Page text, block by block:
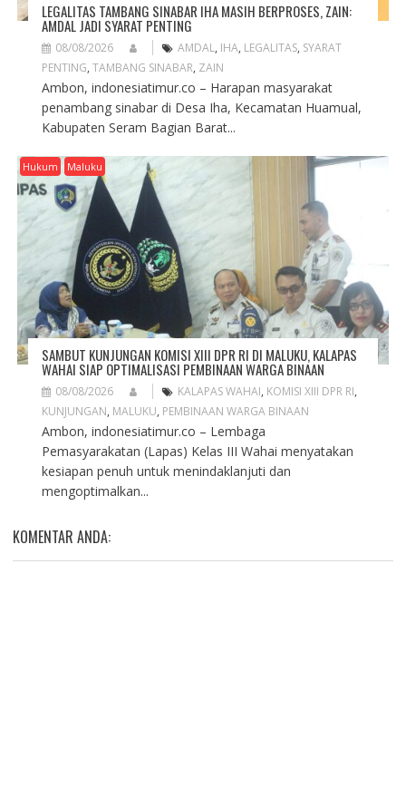
LEGALITAS TAMBANG SINABAR IHA MASIH BERPROSES, ZAIN:
AMDAL JADI SYARAT PENTING
08/08/2026 AMDAL, IHA, LEGALITAS, SYARAT
PENTING, TAMBANG SINABAR, ZAIN
Ambon, indonesiatimur.co – Harapan masyarakat
penambang sinabar di Desa Iha, Kecamatan Huamual,
Kabupaten Seram Bagian Barat...
Hukum Maluku
SAMBUT KUNJUNGAN KOMISI XIII DPR RI DI MALUKU, KALAPAS
WAHAI SIAP OPTIMALISASI PEMBINAAN WARGA BINAAN
08/08/2026 KALAPAS WAHAI, KOMISI XIII DPR RI,
KUNJUNGAN, MALUKU, PEMBINAAN WARGA BINAAN
Ambon, indonesiatimur.co – Lembaga
Pemasyarakatan (Lapas) Kelas III Wahai menyatakan
kesiapan penuh untuk menindaklanjuti dan
mengoptimalkan...
KOMENTAR ANDA: